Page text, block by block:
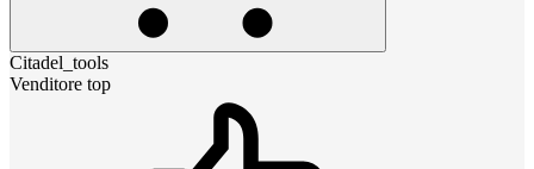
Citadel_tools
Venditore top